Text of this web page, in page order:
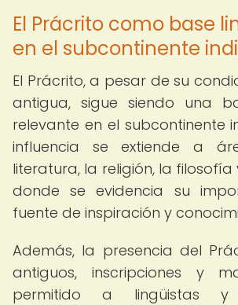
El Prácrito como base
en el subcontinente
El Prácrito, a pesar de su
antigua, sigue siendo una
relevante en el subcontinente
influencia se extiende a
literatura, la religión, la filosofía
donde se evidencia su
fuente de inspiración y
Además, la presencia del
antiguos, inscripciones y
permitido a lingüistas y